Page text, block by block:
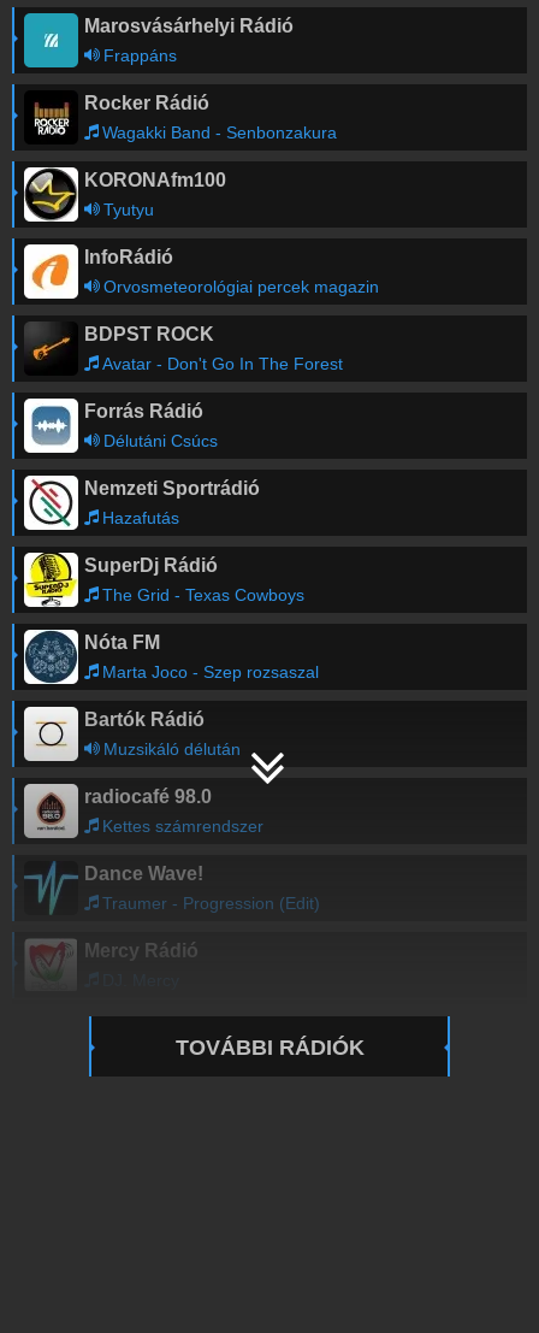
Marosvásárhelyi Rádió
Frappáns
Rocker Rádió
Wagakki Band - Senbonzakura
KORONAfm100
Tyutyu
InfoRádió
Orvosmeteorológiai percek magazin
BDPST ROCK
Avatar - Don't Go In The Forest
Forrás Rádió
Délutáni Csúcs
Nemzeti Sportrádió
Hazafutás
SuperDj Rádió
The Grid - Texas Cowboys
Nóta FM
Marta Joco - Szep rozsaszal
Bartók Rádió
Muzsikáló délután
radiocafé 98.0
Kettes számrendszer
Dance Wave!
Traumer - Progression (Edit)
Mercy Rádió
TOVÁBBI RÁDIÓK